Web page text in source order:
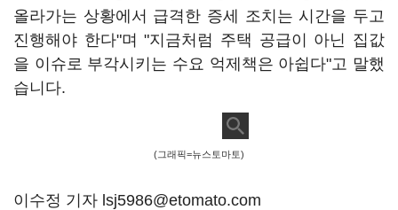
올라가는 상황에서 급격한 증세 조치는 시간을 두고
진행해야 한다"며 "지금처럼 주택 공급이 아닌 집값
을 이슈로 부각시키는 수요 억제책은 아쉽다"고 말했
습니다.
(그래픽=뉴스토마토)
이수정 기자 lsj5986@etomato.com